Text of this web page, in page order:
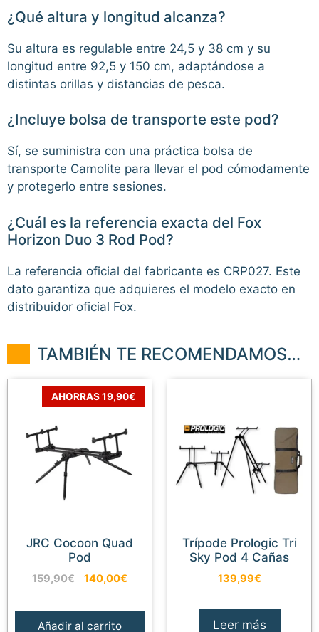
¿Qué altura y longitud alcanza?
Su altura es regulable entre 24,5 y 38 cm y su
longitud entre 92,5 y 150 cm, adaptándose a
distintas orillas y distancias de pesca.
¿Incluye bolsa de transporte este pod?
Sí, se suministra con una práctica bolsa de
transporte Camolite para llevar el pod cómodamente
y protegerlo entre sesiones.
¿Cuál es la referencia exacta del Fox
Horizon Duo 3 Rod Pod?
La referencia oficial del fabricante es CRP027. Este
dato garantiza que adquieres el modelo exacto en
distribuidor oficial Fox.
TAMBIÉN TE RECOMENDAMOS…
AHORRAS 19,90€
JRC Cocoon Quad
Pod
159,90€
El
era:
140,00€
Añadir al carrito
Trípode Prologic Tri
Sky Pod 4 Cañas
139,99€
Leer más